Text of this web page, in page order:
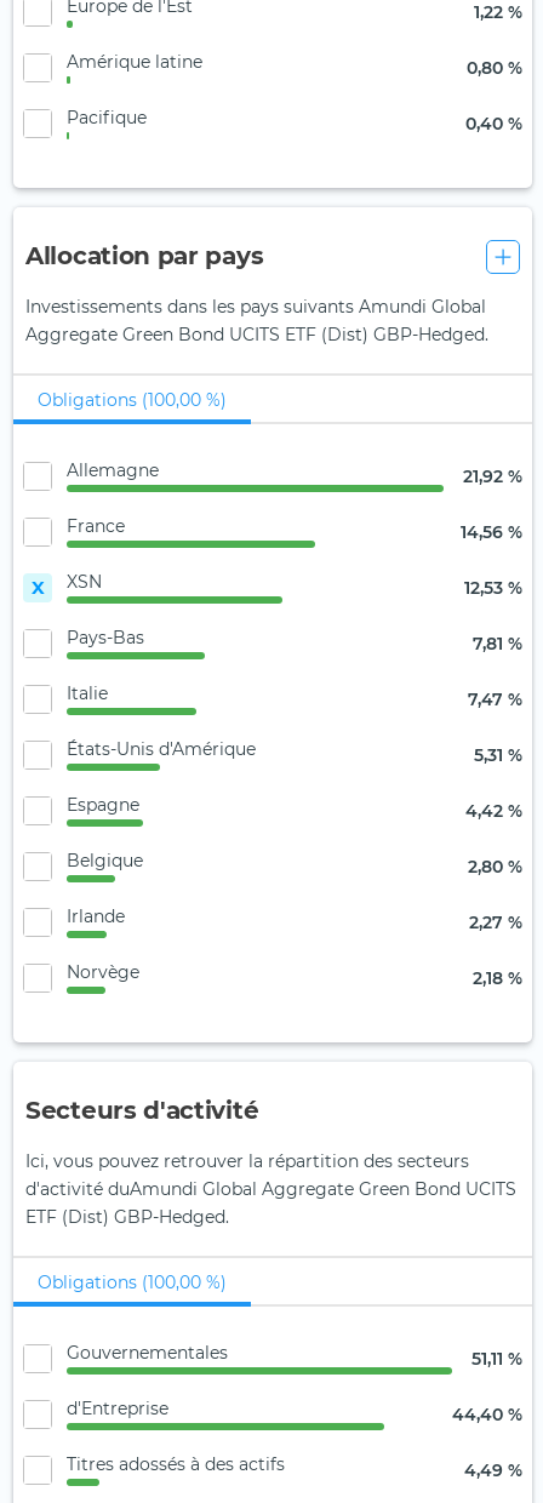
Europe de l'Est 1,22 %
Amérique latine 0,80 %
Pacifique 0,40 %
Allocation par pays
Investissements dans les pays suivants Amundi Global
Aggregate Green Bond UCITS ETF (Dist) GBP-Hedged.
Obligations (100,00 %)
Allemagne 21,92 %
France 14,56 %
X XSN 12,53 %
Pays-Bas 7,81 %
Italie 7,47 %
États-Unis d'Amérique 5,31 %
Espagne 4,42 %
Belgique 2,80 %
Irlande 2,27 %
Norvège 2,18 %
Secteurs d'activité
Ici, vous pouvez retrouver la répartition des secteurs
d'activité duAmundi Global Aggregate Green Bond UCITS
ETF (Dist) GBP-Hedged.
Obligations (100,00 %)
Gouvernementales 51,11 %
d'Entreprise 44,40 %
Titres adossés à des actifs 4,49 %